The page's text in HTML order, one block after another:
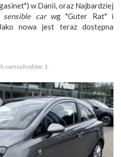
w Danii, oraz Najbardziej
carwg "Guter Rat" i
nowa jest teraz dostępna
samochodów: 1.